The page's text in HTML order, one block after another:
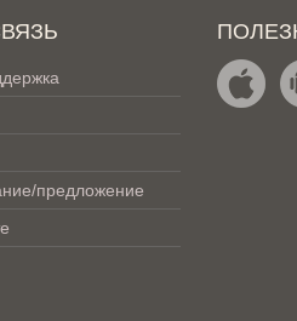
предложение